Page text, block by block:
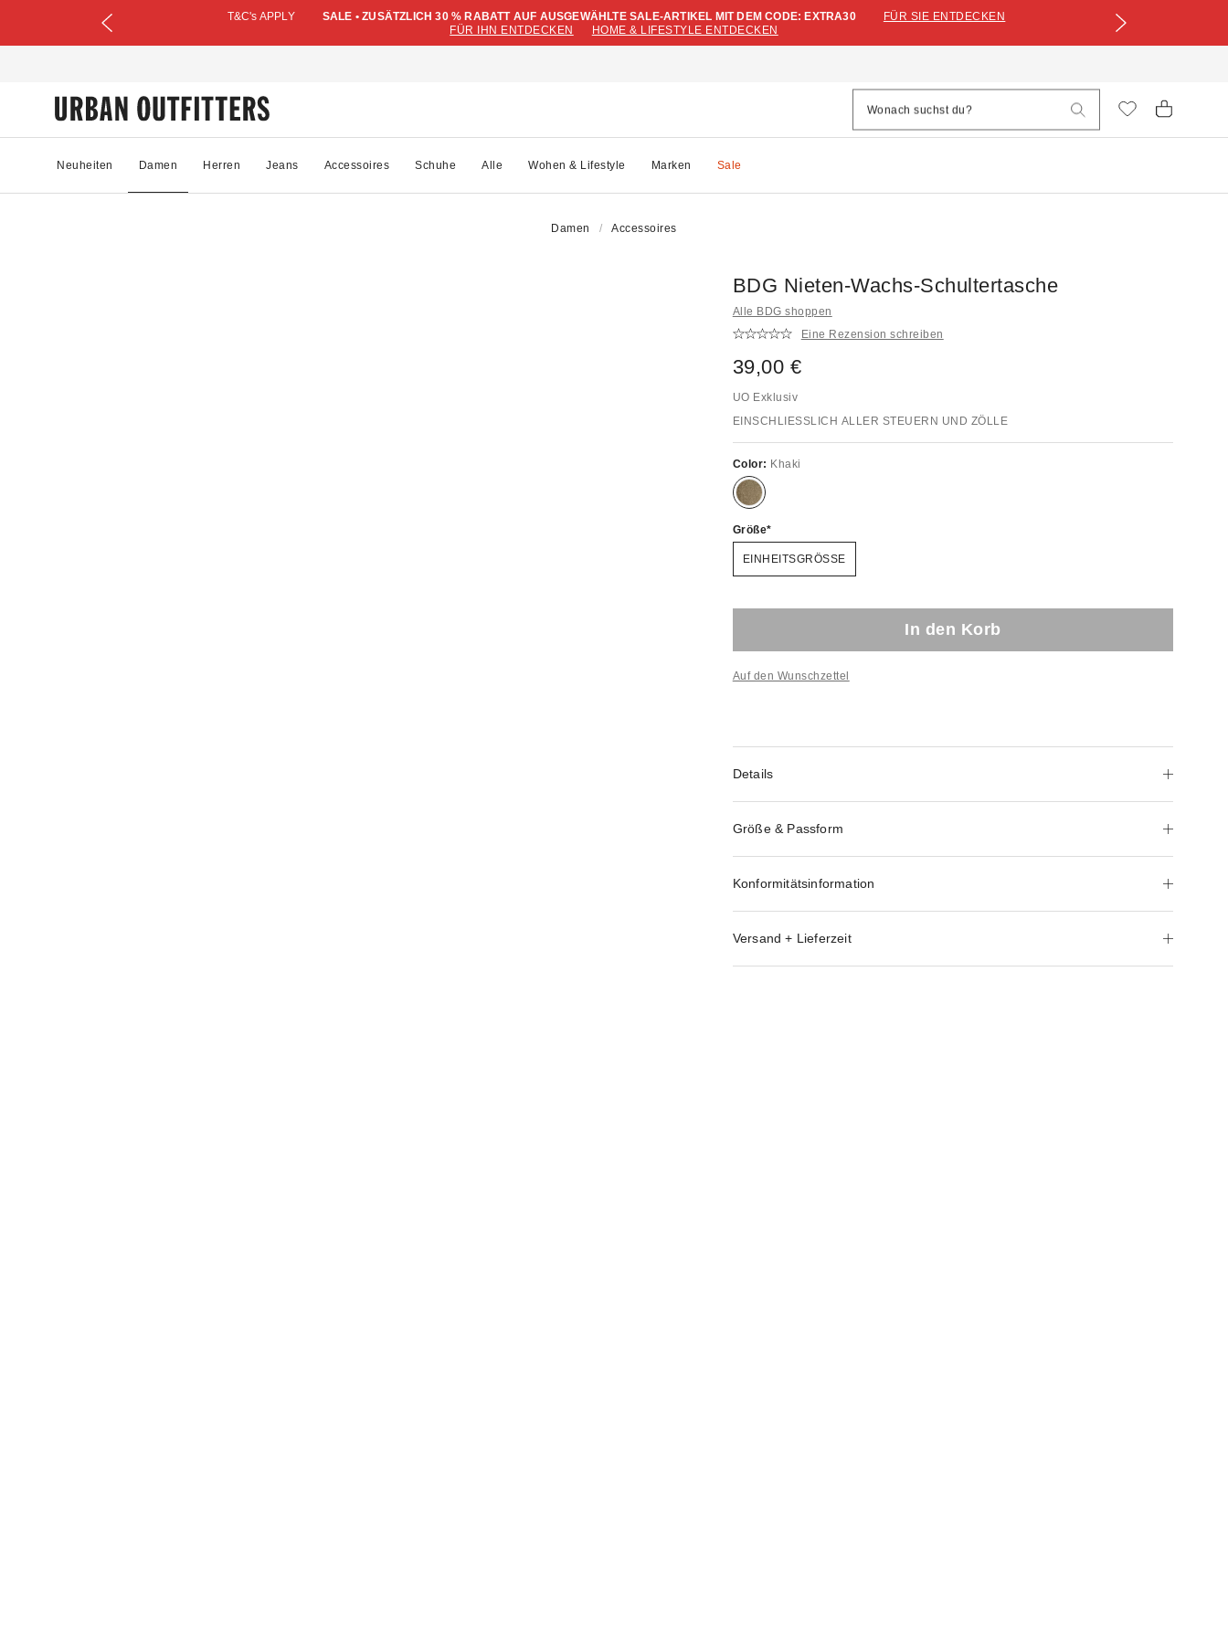
T&C's APPLY SALE • ZUSÄTZLICH 30 % RABATT AUF AUSGEWÄHLTE SALE-ARTIKEL MIT DEM CODE: EXTRA30
FÜR SIE ENTDECKEN
FÜR IHN ENTDECKEN
HOME & LIFESTYLE ENTDECKEN
Neuheiten Damen Herren Jeans Accessoires Schuhe Alle Wohen & Lifestyle Marken Sale
Damen Accessoires
BDG Nieten-Wachs-Schultertasche
Alle BDG shoppen
Eine Rezension schreiben
39,00 €
UO Exklusiv
EINSCHLIESSLICH ALLER STEUERN UND ZÖLLE
Color: Khaki
Größe
EINHEITSGRÖSSE
In den Korb
Auf den Wunschzettel
Details
Größe & Passform
Konformitätsinformation
Versand + Lieferzeit